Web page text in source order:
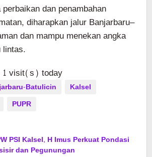
dan penambahan
diharapkan jalur Banjarbaru–
dan mampu menekan angka
1 visit(s) today
Batulicin
Kalsel
PUPR
PSI Kalsel, H Imus Perkuat Pondasi
dan Pegunungan